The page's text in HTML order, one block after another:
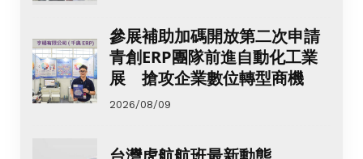
參展補助加碼開放第二次申請
青創ERP團隊前進自動化工業
展 搶攻企業數位轉型商機
2026/08/09